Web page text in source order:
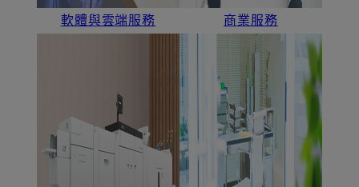
軟體與雲端服務 商業服務